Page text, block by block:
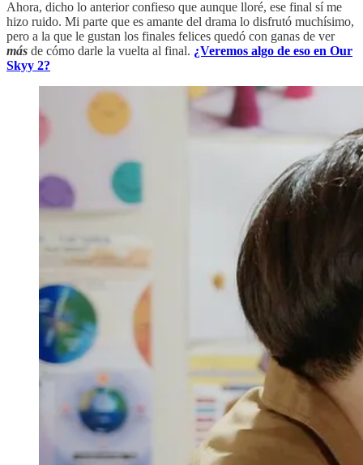
Ahora, dicho lo anterior confieso que aunque lloré, ese final sí me
hizo ruido. Mi parte que es amante del drama lo disfrutó muchísimo,
pero a la que le gustan los finales felices quedó con ganas de ver
más de cómo darle la vuelta al final. ¿Veremos algo de eso en Our
Skyy 2?